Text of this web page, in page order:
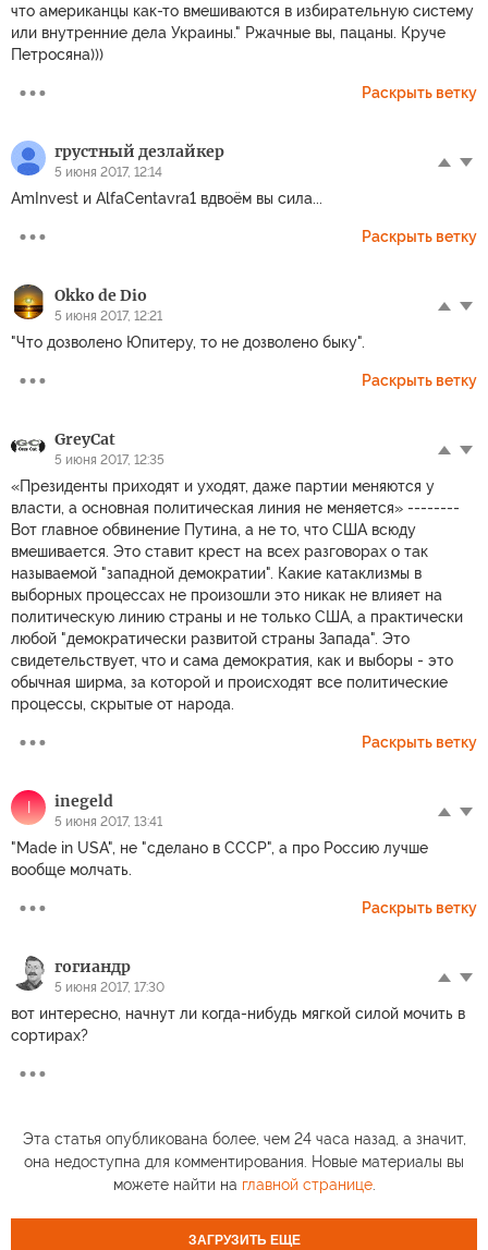
что американцы как-то вмешиваются в избирательную систему
или внутренние дела Украины." Ржачные вы, пацаны. Круче
Петросяна)))
Раскрыть ветку
грустный дезлайкер
5 июня 2017, 12:14
AmInvest и AlfaCentavra1 вдвоём вы сила...
Раскрыть ветку
Okko de Dio
5 июня 2017, 12:21
"Что дозволено Юпитеру, то не дозволено быку".
Раскрыть ветку
GreyCat
5 июня 2017, 12:35
«Президенты приходят и уходят, даже партии меняются у
власти, а основная политическая линия не меняется» --------
Вот главное обвинение Путина, а не то, что США всюду
вмешивается. Это ставит крест на всех разговорах о так
называемой "западной демократии". Какие катаклизмы в
выборных процессах не произошли это никак не влияет на
политическую линию страны и не только США, а практически
любой "демократически развитой страны Запада". Это
свидетельствует, что и сама демократия, как и выборы - это
обычная ширма, за которой и происходят все политические
процессы, скрытые от народа.
Раскрыть ветку
I inegeld
5 июня 2017, 13:41
"Made in USA", не "сделано в СССР", а про Россию лучше
вообще молчать.
Раскрыть ветку
гогиандр
5 июня 2017, 17:30
вот интересно, начнут ли когда-нибудь мягкой силой мочить в
сортирах?
Эта статья опубликована более, чем 24 часа назад, а значит,
она недоступна для комментирования. Новые материалы вы
можете найти на главной странице.
ЗАГРУЗИТЬ ЕЩЕ